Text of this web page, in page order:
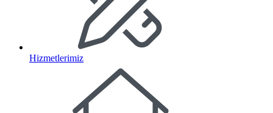
Hizmetlerimiz